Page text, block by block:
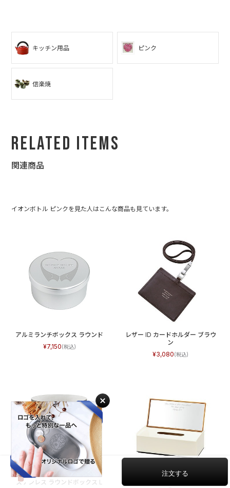
私もデザインや美術系？が好きなので、とても尊敬します☆ ま
た、これからも利用させて頂きたいと思いますので、どうぞよろ
キッチン用品 ピンク
信楽焼
Related Items
関連商品
イオンボトル ピンクを見た人はこんな商品も見ています。
アルミランチボックス ラウンド
7,150
レザー ID カードホルダー ブラウ
ン
3,080
ステンレス ラウンドボックス L
ピンク 9,680